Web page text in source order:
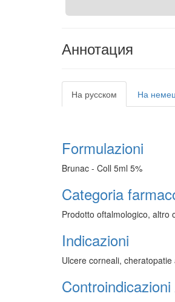
Аннотация
На русском На
Formulazioni
Brunac - Coll 5ml 5%
Categoria
Prodotto oftalmologico, altro
Indicazioni
Ulcere corneali,